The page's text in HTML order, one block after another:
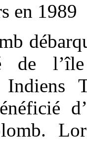
en 1989
de
Indiens